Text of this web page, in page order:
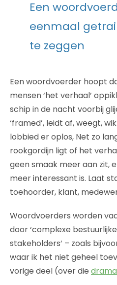
Een
eenmaal
te zeggen
Een woordvoerder hoopt
mensen ‘het verhaal’
schip in de nacht voorbij
‘framed’, leidt af, weegt,
lobbied er oplos, Net zo
rookgordijn ligt of het
geen smaak meer aan zit,
meer interessant is. Laat
toehoorder, klant,
Woordvoerders worden
door ‘complexe
stakeholders’ – zoals
waar ik het niet geheel
vorige deel (over die